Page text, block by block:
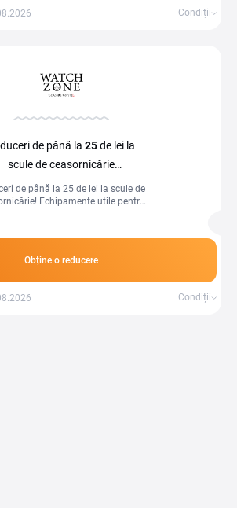
Condiții
de până la 25de lei la
scule de ceasornicărie
la Watchzone
de până la 25 de lei la scule de
Echipamente utile pentru
Obține o reducere
Condiții